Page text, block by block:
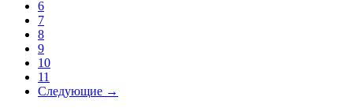
6
7
8
9
10
11
Следующие →